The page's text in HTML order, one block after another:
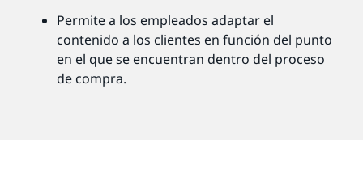
Permite a los empleados adaptar el
contenido a los clientes en función del punto
en el que se encuentran dentro del proceso
de compra.